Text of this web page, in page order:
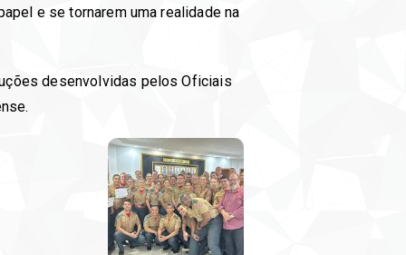
e se tornarem uma realidade na
desenvolvidas pelos Oficiais